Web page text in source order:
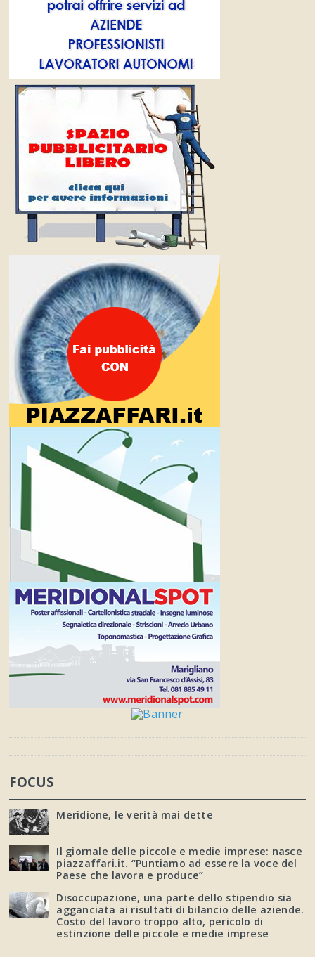
FOCUS
Meridione, le verità mai dette
Il giornale delle piccole e medie imprese: nasce
piazzaffari.it. “Puntiamo ad essere la voce del
Paese che lavora e produce”
Disoccupazione, una parte dello stipendio sia
agganciata ai risultati di bilancio delle aziende.
Costo del lavoro troppo alto, pericolo di
estinzione delle piccole e medie imprese